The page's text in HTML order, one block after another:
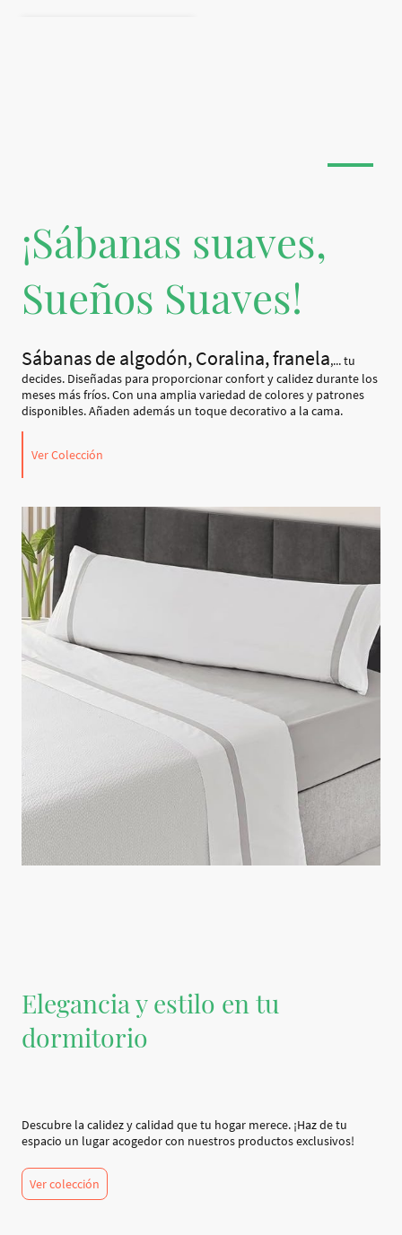
¡Sábanas suaves,
Sueños Suaves!
Sábanas de algodón, Coralina, franela,... tu
decides. Diseñadas para proporcionar confort y calidez durante los
meses más fríos. Con una amplia variedad de colores y patrones
disponibles. Añaden además un toque decorativo a la cama.
Ver Colección
Elegancia y estilo en tu
dormitorio
Descubre la calidez y calidad que tu hogar merece. ¡Haz de tu
espacio un lugar acogedor con nuestros productos exclusivos!
Ver colección